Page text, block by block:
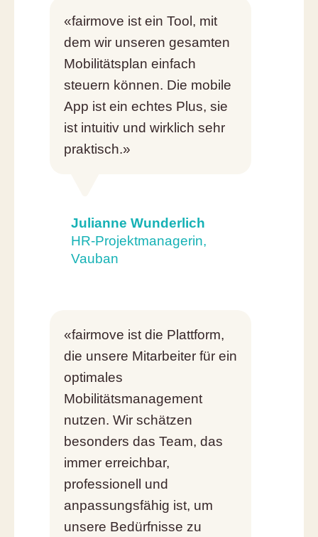
«fairmove ist ein Tool, mit
dem wir unseren gesamten
Mobilitätsplan einfach
steuern können. Die mobile
App ist ein echtes Plus, sie
ist intuitiv und wirklich sehr
praktisch.»
Julianne Wunderlich
HR-Projektmanagerin,
Vauban
«fairmove ist die Plattform,
die unsere Mitarbeiter für ein
optimales
Mobilitätsmanagement
nutzen. Wir schätzen
besonders das Team, das
immer erreichbar,
professionell und
anpassungsfähig ist, um
unsere Bedürfnisse zu